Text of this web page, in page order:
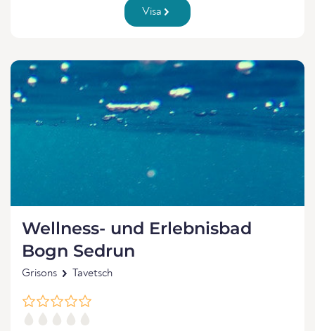
Visa
Wellness- und Erlebnisbad
Bogn Sedrun
Grisons Tavetsch